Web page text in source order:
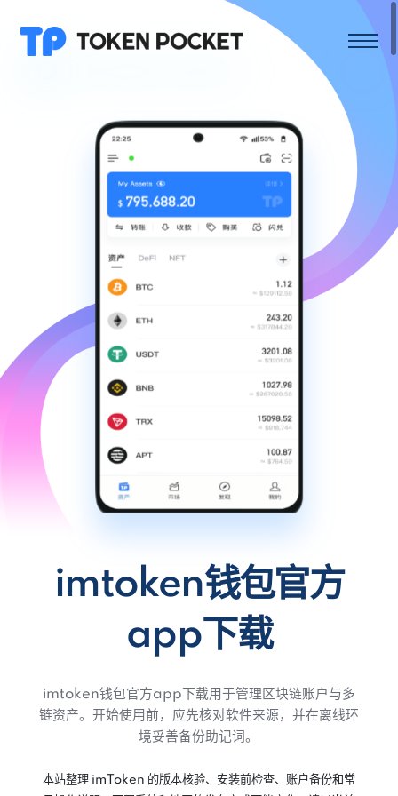
imtoken钱包官方
app下载
imtoken钱包官方app下载用于管理区块链账户与多
链资产。开始使用前，应先核对软件来源，并在离线环
境妥善备份助记词。
本站整理 imToken 的版本核验、安装前检查、账户备份和常